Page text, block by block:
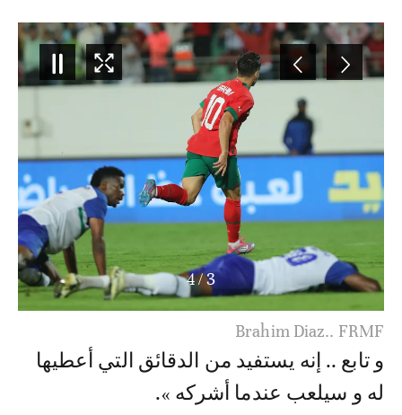
3
/
4
Brahim Diaz.. FRMF
و تابع .. إنه يستفيد من الدقائق التي أعطيها
له و سيلعب عندما أشركه ».